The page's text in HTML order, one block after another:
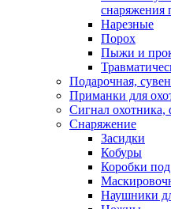
снаряжения
Нарезные
Порох
Пыжи и
Подарочная,
Приманки для
Сигнал
Снаряжение
Засидки
Кобуры
Коробки
Наушники